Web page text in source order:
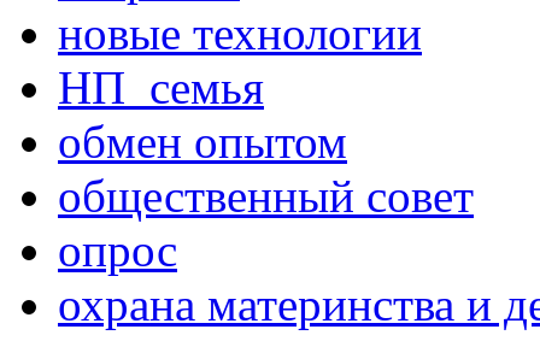
новые технологии
НП_семья
обмен опытом
общественный совет
опрос
охрана материнства и